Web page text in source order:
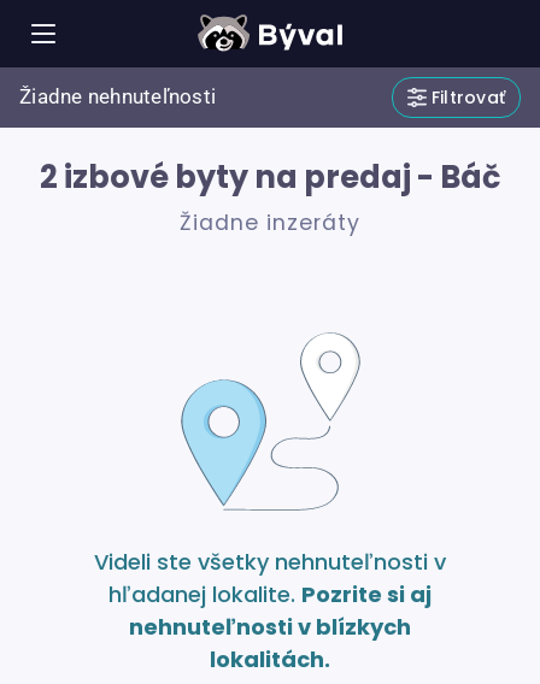
Žiadne nehnuteľnosti Filtrovať
2 izbové byty na predaj - Báč
Žiadne inzeráty
Videli ste všetky nehnuteľnosti v
hľadanej lokalite. Pozrite si aj
nehnuteľnosti v blízkych
lokalitách.